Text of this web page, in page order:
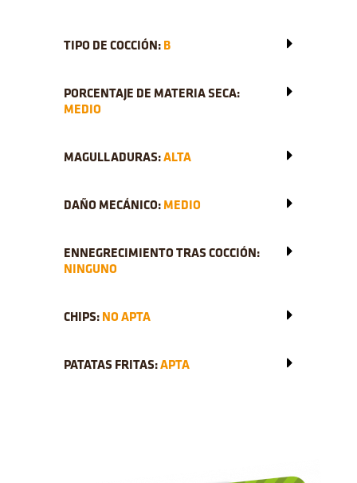
TIPO DE COCCIÓN:B
PORCENTAJE DE MATERIA SECA:
MEDIO
MAGULLADURAS:ALTA
DAÑO MECÁNICO:MEDIO
ENNEGRECIMIENTO TRAS COCCIÓN:
NINGUNO
CHIPS:NO APTA
PATATAS FRITAS:APTA